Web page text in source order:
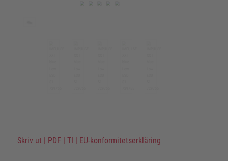
Skriv ut | PDF | TI | EU-konformitetserkläring